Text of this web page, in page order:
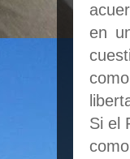
en
Si el